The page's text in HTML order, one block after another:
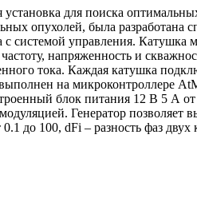
установка для поиска
опухолей, была разработана
с системой управления.
напряженность и
тока. Каждая катушка
на микроконтроллере
блок питания 12 В 5 А
Генератор позволяет
до 100, dFi – разность фаз двух